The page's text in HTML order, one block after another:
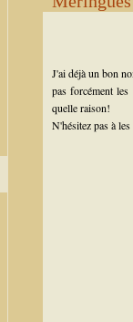
J'ai déjà un bon
pas forcément
quelle raison!
N'hésitez pas à